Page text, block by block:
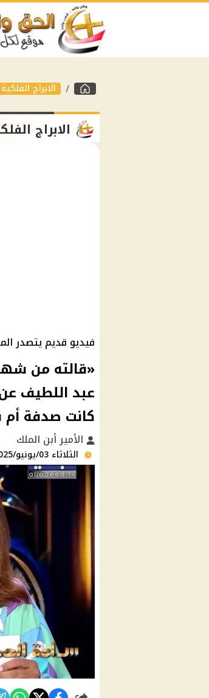
الابراج الفلكية
الابراج
فيديو قديم يتصدر
«قالته من
عبد اللطيف
كانت صدفة أم
الأمير أبن الملك
الثلاثاء 03/يونيو/2025 - 08:56 م